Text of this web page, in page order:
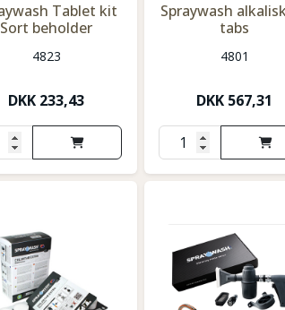
Tablet kit
Sort beholder
4823
DKK 233,43
Spraywash
tabs
4801
DKK 567,31